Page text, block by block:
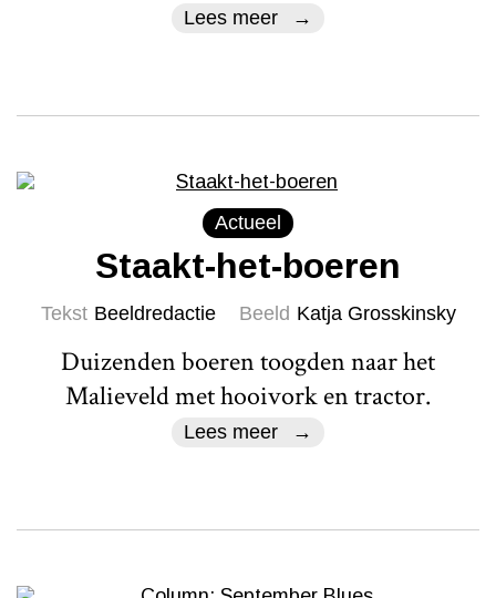
Lees meer
Actueel
Staakt-het-boeren
Tekst Beeldredactie Beeld Katja Grosskinsky
Duizenden boeren toogden naar het
Malieveld met hooivork en tractor.
Lees meer